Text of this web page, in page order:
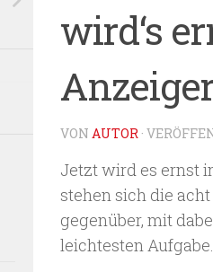
wird‘s
VON AUTOR ·
Jetzt wird es ernst
stehen sich die
gegenüber, mit
leichtesten Aufgabe.